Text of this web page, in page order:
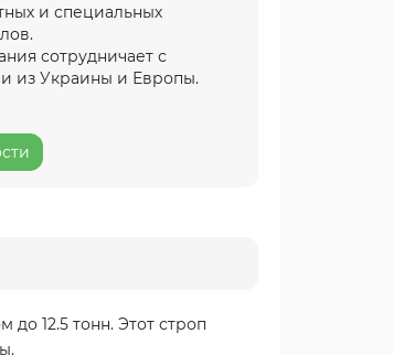
и специальных
сотрудничает с
из Украины и Европы.
12.5 тонн. Этот строп